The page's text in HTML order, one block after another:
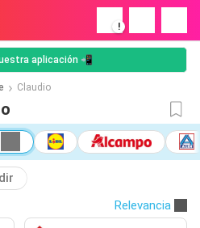
!
aplicación 📲
Claudio
Relevancia